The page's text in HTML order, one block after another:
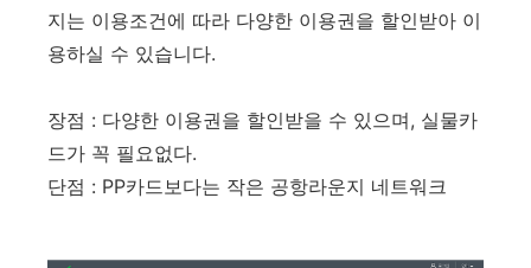
지는 이용조건에 따라 다양한 이용권을 할인받아 이
용하실 수 있습니다.
장점 : 다양한 이용권을 할인받을 수 있으며, 실물카
드가 꼭 필요없다.
단점 : PP카드보다는 작은 공항라운지 네트워크